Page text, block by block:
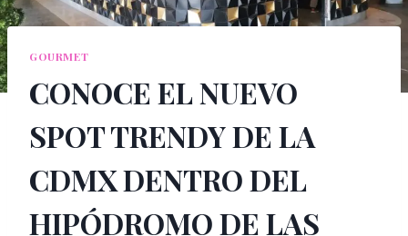
GOURMET
CONOCE EL NUEVO
SPOT TRENDY DE LA
CDMX DENTRO DEL
HIPÓDROMO DE LAS